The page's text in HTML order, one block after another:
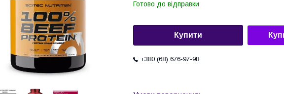
Готово до відправки
Купити
+380 (68) 676-97-98